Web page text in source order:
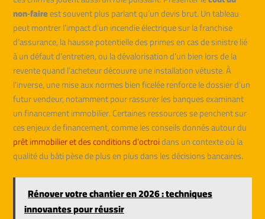
non‑faireest souvent plus parlant qu’un devis brut. Un tableau
peut montrer l’impact d’un incendie électrique sur la franchise
d’assurance, la hausse potentielle des primes en cas de sinistre lié
à un défaut d’entretien, ou la dévalorisation d’un bien lors de la
revente quand l’acheteur découvre une installation vétuste. À
l’inverse, une mise aux normes bien ficelée renforce le dossier d’un
futur vendeur, notamment pour rassurer les banques examinant
un financement immobilier. Certaines ressources se penchent sur
ces enjeux de financement, comme les conseils donnés autour du
prêt immobilier et des conditions d’octroidans un contexte où la
qualité du bâti pèse de plus en plus dans les décisions bancaires.
Rénover votre chantier en 2026 : techniques
innovantes pour réussir